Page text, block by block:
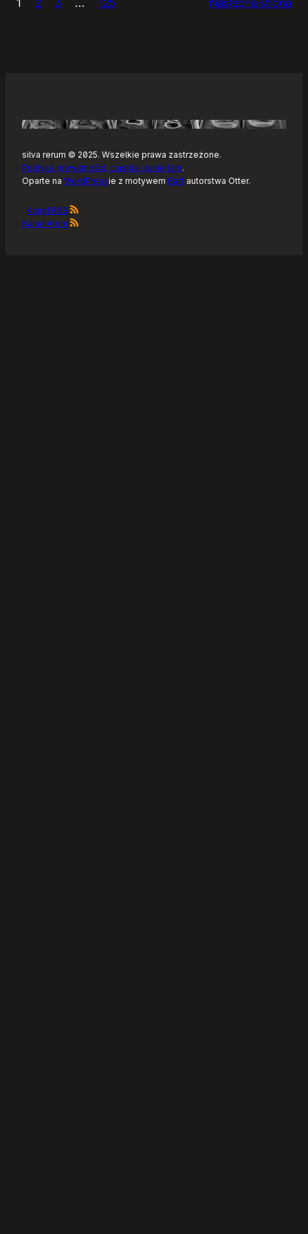
–
Linuksa
silva rerum © 2025. Wszelkie prawa zastrzeżone.
Polityka prywatności, ciastka i takie tam.
Oparte na WordPressie z motywem Raft autorstwa Otter.
Kanał RSS
Kanał Atom